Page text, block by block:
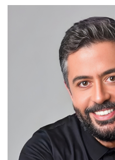
Sergio Gutfreund
Diretor de Eventos